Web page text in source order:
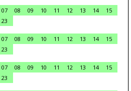
07 08 09 10 11 12 13 14
15
23
07 08 09 10 11 12 13 14
15
23
07 08 09 10 11 12 13 14
15
23